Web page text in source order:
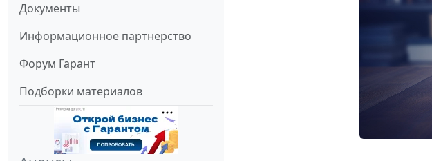
Документы
Информационное партнерство
Форум Гарант
Подборки материалов